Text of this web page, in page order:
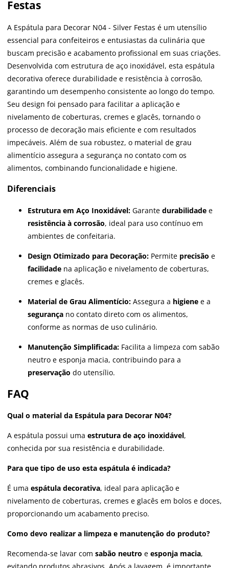
Festas
A Espátula para Decorar N04 - Silver Festas é um utensílio
essencial para confeiteiros e entusiastas da culinária que
buscam precisão e acabamento profissional em suas criações.
Desenvolvida com estrutura de aço inoxidável, esta espátula
decorativa oferece durabilidade e resistência à corrosão,
garantindo um desempenho consistente ao longo do tempo.
Seu design foi pensado para facilitar a aplicação e
nivelamento de coberturas, cremes e glacês, tornando o
processo de decoração mais eficiente e com resultados
impecáveis. Além de sua robustez, o material de grau
alimentício assegura a segurança no contato com os
alimentos, combinando funcionalidade e higiene.
Diferenciais
Estrutura em Aço Inoxidável: Garante durabilidade e
resistência à corrosão, ideal para uso contínuo em
ambientes de confeitaria.
Design Otimizado para Decoração: Permite precisão e
facilidade na aplicação e nivelamento de coberturas,
cremes e glacês.
Material de Grau Alimentício: Assegura a higiene e a
segurança no contato direto com os alimentos,
conforme as normas de uso culinário.
Manutenção Simplificada: Facilita a limpeza com sabão
neutro e esponja macia, contribuindo para a
preservação do utensílio.
FAQ
Qual o material da Espátula para Decorar N04?
A espátula possui uma estrutura de aço inoxidável,
conhecida por sua resistência e durabilidade.
Para que tipo de uso esta espátula é indicada?
É uma espátula decorativa, ideal para aplicação e
nivelamento de coberturas, cremes e glacês em bolos e doces,
proporcionando um acabamento preciso.
Como devo realizar a limpeza e manutenção do produto?
Recomenda-se lavar com sabão neutro e esponja macia,